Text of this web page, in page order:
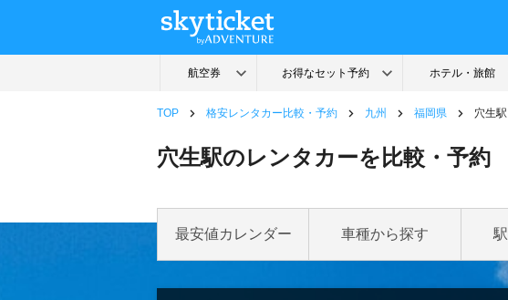
TOP 格安レンタカー比較・予約 九州 福岡県 穴生駅
穴生駅のレンタカーを比較・予約
最安値カレンダー 車種から探す